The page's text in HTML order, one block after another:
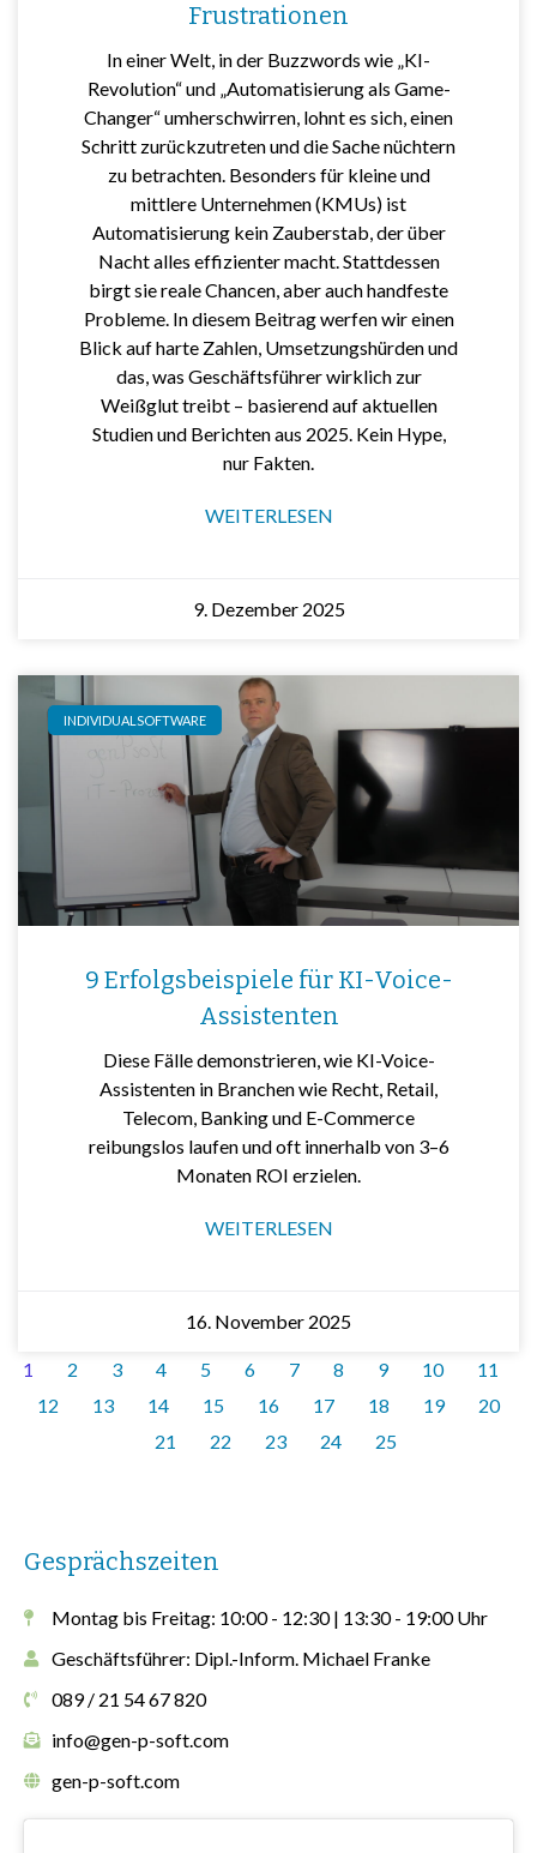
Frustrationen
In einer Welt, in der Buzzwords wie „KI-
Revolution“ und „Automatisierung als Game-
Changer“ umherschwirren, lohnt es sich, einen
Schritt zurückzutreten und die Sache nüchtern
zu betrachten. Besonders für kleine und
mittlere Unternehmen (KMUs) ist
Automatisierung kein Zauberstab, der über
Nacht alles effizienter macht. Stattdessen
birgt sie reale Chancen, aber auch handfeste
Probleme. In diesem Beitrag werfen wir einen
Blick auf harte Zahlen, Umsetzungshürden und
das, was Geschäftsführer wirklich zur
Weißglut treibt – basierend auf aktuellen
Studien und Berichten aus 2025. Kein Hype,
nur Fakten.
WEITERLESEN
9. Dezember 2025
INDIVIDUALSOFTWARE
9 Erfolgsbeispiele für KI-Voice-
Assistenten
Diese Fälle demonstrieren, wie KI-Voice-
Assistenten in Branchen wie Recht, Retail,
Telecom, Banking und E-Commerce
reibungslos laufen und oft innerhalb von 3–6
Monaten ROI erzielen.
WEITERLESEN
16. November 2025
1 2 3 4 5 6 7 8 9 10
11
12
13 14 15 16 17 18 19
20
21
22 23 24 25
Gesprächszeiten
Montag bis Freitag: 10:00 - 12:30 | 13:30 - 19:00 Uhr
Geschäftsführer: Dipl.-Inform. Michael Franke
089 / 21 54 67 820
info@gen-p-soft.com
gen-p-soft.com